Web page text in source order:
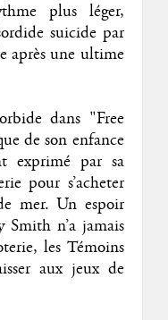
plus léger,
suicide par
après une ultime
dans "Free
de son enfance
exprimé par sa
pour s’acheter
mer. Un espoir
Smith n’a jamais
les Témoins
aux jeux de